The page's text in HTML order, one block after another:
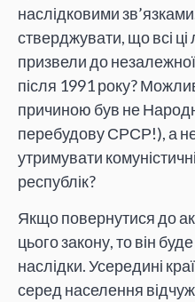
наслідковими
стверджувати, що всі ці
призвели до
після 1991 року?
причиною був не
перебудову СРСР!), а
утримувати
республік?
Якщо повернутися до
цього закону, то він
наслідки. Усередині
серед населення